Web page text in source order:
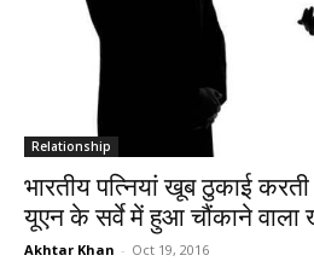
Relationship
भारतीय पत्नियां खूब ठुकाई
यूएन के सर्वे में हुआ चौंकाने वाला
Akhtar Khan - Oct 19, 2016